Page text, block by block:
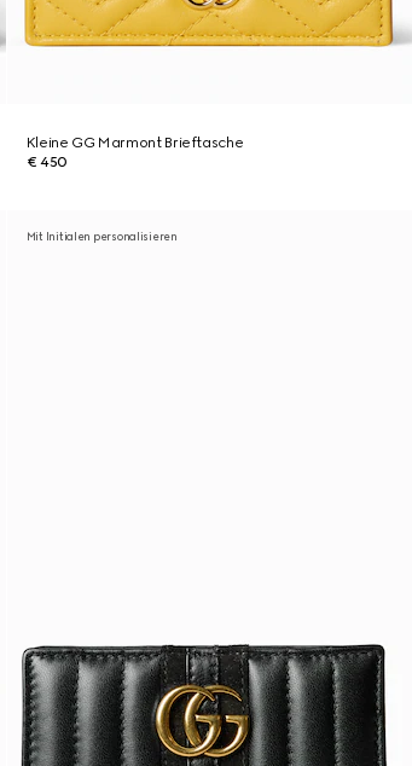
Kleine GG Marmont Brieftasche
€ 450
Mit Initialen personalisieren